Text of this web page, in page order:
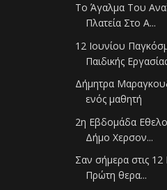
Το Άγαλμα Του
Πλατεία Στο Α...
12 Ιουνίου
Παιδικής
Δήμητρα
ενός μαθητή
2η Εβδομάδα
Δήμο Χερσον...
Σαν σήμερα στις 12
Πρώτη θερα...